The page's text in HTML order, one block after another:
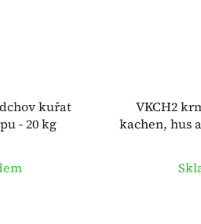
kuřat
- 20 kg
VKCH2
kachen, hus